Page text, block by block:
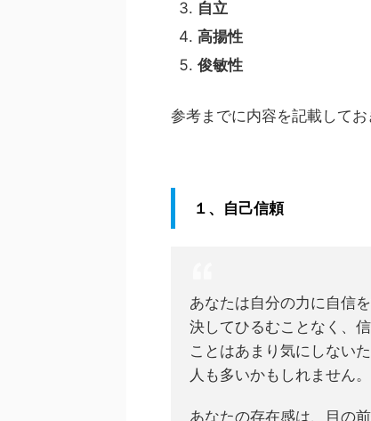
自立
高揚性
俊敏性
参考までに内容を記載してお
１、自己信頼
あなたは自分の力に自信
決してひるむことなく、
ことはあまり気にしない
人も多いかもしれません。
あなたの存在感は、目の